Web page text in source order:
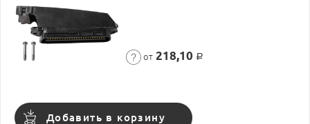
от 218,10 Р
Добавить в корзину